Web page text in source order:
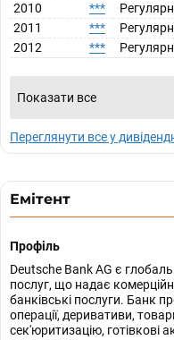
2010
***
2011
***
2012
***
Показати все
Переглянути все у
Емітент
Профіль
Deutsche Bank AG є
послуг, що надає
банківські послуги. Банк
операції, деривативи,
сек'юритизацію, готівкові